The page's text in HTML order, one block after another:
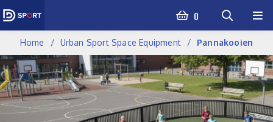
0
Home Urban Sport Space Equipment Pannakooien